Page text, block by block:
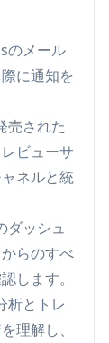
用して、
理解しま
ードバッ
を特定し
推奨を受
て、レビ
応答しま
のメール
に通知を
売された
ビューサ
ネルと統
ダッシュ
らのすべ
します。
析とトレ
理解し、